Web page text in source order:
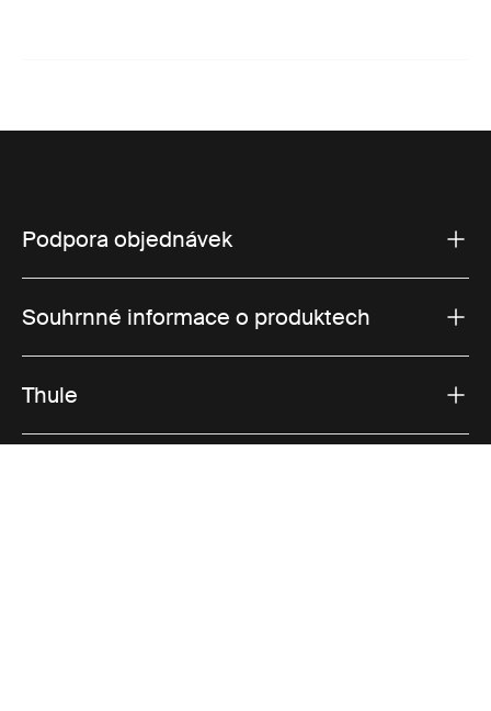
Podpora objednávek
Souhrnné informace o produktech
Thule